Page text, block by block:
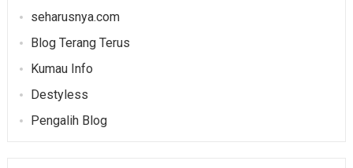
seharusnya.com
Blog Terang Terus
Kumau Info
Destyless
Pengalih Blog